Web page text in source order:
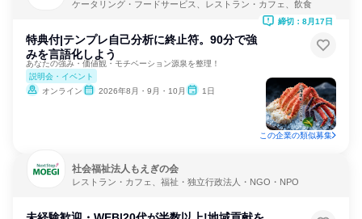
ケータリング・フードサービス、レストラン・カフェ、飲食
特典付|テンプレ自己分析に終止符。90分で強
みを言語化しよう
あなたの強み・価値観・モチベーション源泉を整理！
説明会・イベント
オンライン
2026年8月・9月・10月 1日
締切：8月17日
この企業の類似募集
社会福祉法人もえぎの会
レストラン・カフェ、福祉・独立行政法人・NGO・NPO